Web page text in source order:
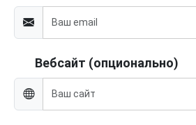
Вебсайт (опционально)